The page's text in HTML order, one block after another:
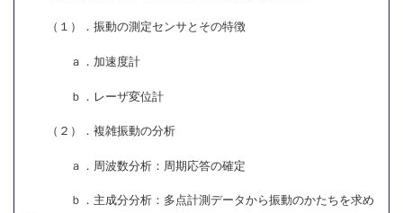
（１）．振動の測定センサとその特徴
ａ．加速度計
ｂ．レーザ変位計
（２）．複雑振動の分析
ａ．周波数分析：周期応答の確定
ｂ．主成分分析：多点計測データから振動のかたちを求め